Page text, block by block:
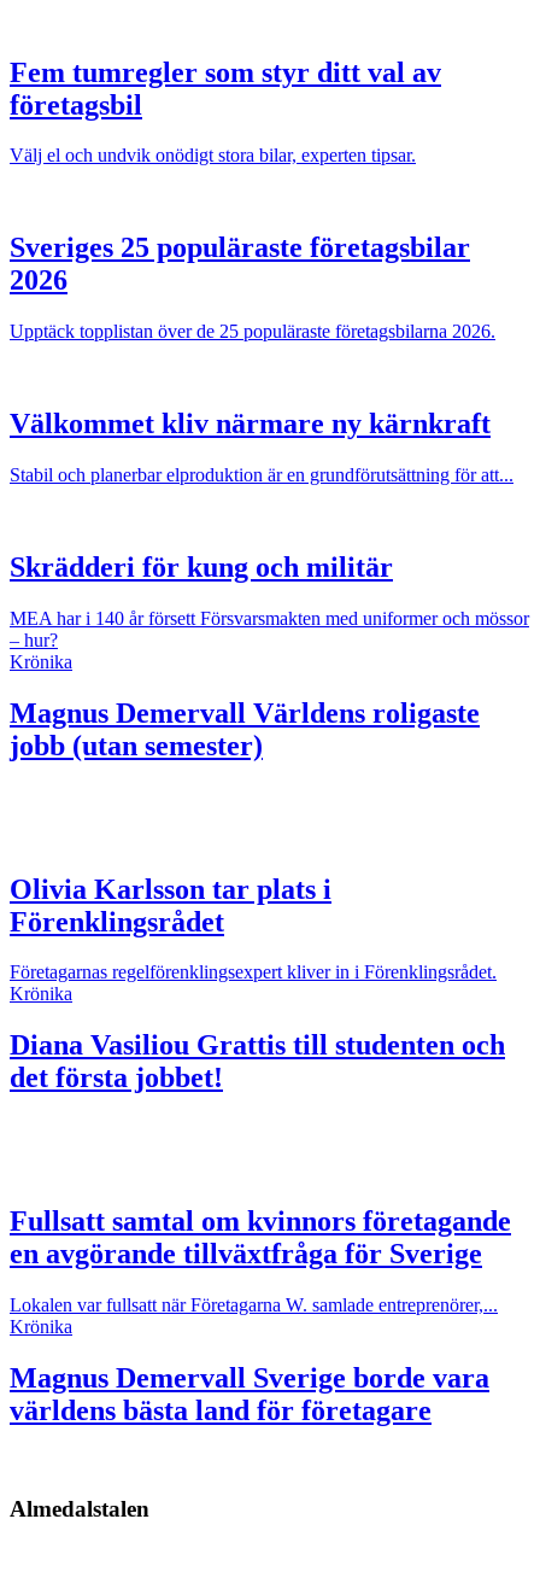
Fem tumregler som styr ditt val av
företagsbil
Välj el och undvik onödigt stora bilar, experten tipsar.
Sveriges 25 populäraste företagsbilar
2026
Upptäck topplistan över de 25 populäraste företagsbilarna 2026.
Välkommet kliv närmare ny kärnkraft
Stabil och planerbar elproduktion är en grundförutsättning för att...
Skrädderi för kung och militär
MEA har i 140 år försett Försvarsmakten med uniformer och mössor
– hur?
Krönika
Magnus Demervall Världens roligaste
jobb (utan semester)
Olivia Karlsson tar plats i
Förenklingsrådet
Företagarnas regelförenklingsexpert kliver in i Förenklingsrådet.
Krönika
Diana Vasiliou Grattis till studenten och
det första jobbet!
Fullsatt samtal om kvinnors företagande
en avgörande tillväxtfråga för Sverige
Lokalen var fullsatt när Företagarna W. samlade entreprenörer,...
Krönika
Magnus Demervall Sverige borde vara
världens bästa land för företagare
Almedalstalen